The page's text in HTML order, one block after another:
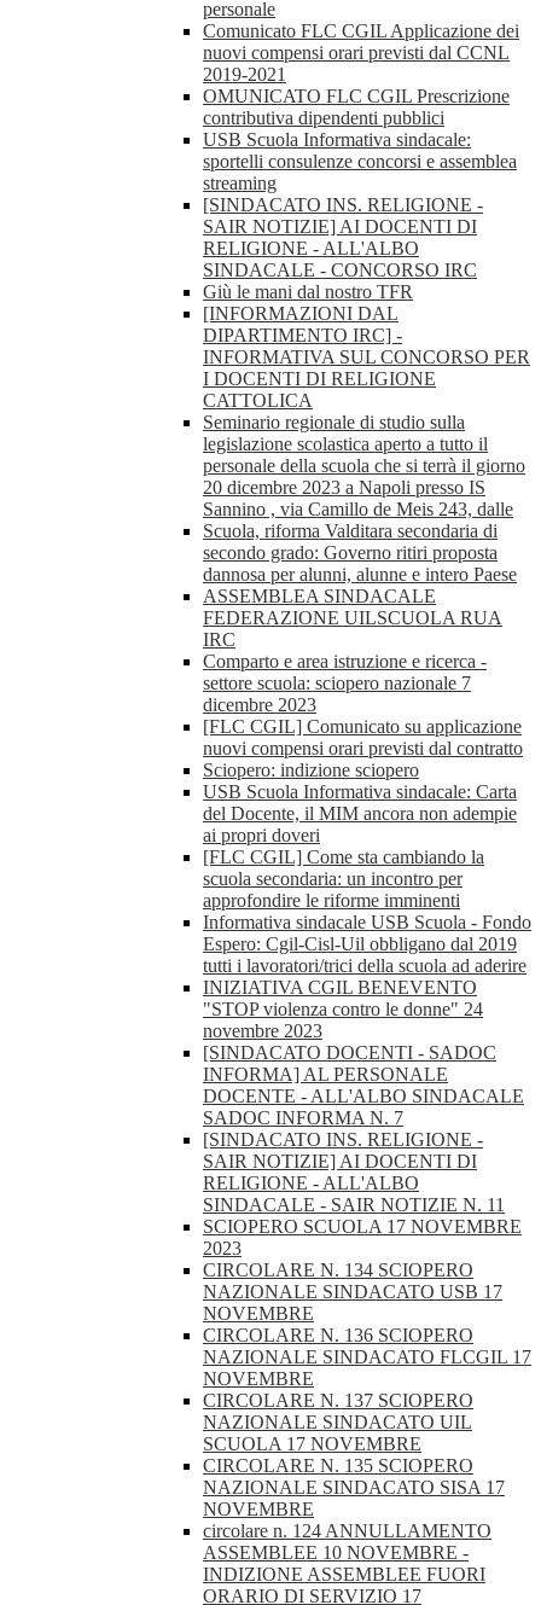
personale
Comunicato FLC CGIL Applicazione dei
nuovi compensi orari previsti dal CCNL
2019-2021
OMUNICATO FLC CGIL Prescrizione
contributiva dipendenti pubblici
USB Scuola Informativa sindacale:
sportelli consulenze concorsi e assemblea
streaming
[SINDACATO INS. RELIGIONE -
SAIR NOTIZIE] AI DOCENTI DI
RELIGIONE - ALL'ALBO
SINDACALE - CONCORSO IRC
Giù le mani dal nostro TFR
[INFORMAZIONI DAL
DIPARTIMENTO IRC] -
INFORMATIVA SUL CONCORSO PER
I DOCENTI DI RELIGIONE
CATTOLICA
Seminario regionale di studio sulla
legislazione scolastica aperto a tutto il
personale della scuola che si terrà il giorno
20 dicembre 2023 a Napoli presso IS
Sannino , via Camillo de Meis 243, dalle
Scuola, riforma Valditara secondaria di
secondo grado: Governo ritiri proposta
dannosa per alunni, alunne e intero Paese
ASSEMBLEA SINDACALE
FEDERAZIONE UILSCUOLA RUA
IRC
Comparto e area istruzione e ricerca -
settore scuola: sciopero nazionale 7
dicembre 2023
[FLC CGIL] Comunicato su applicazione
nuovi compensi orari previsti dal contratto
Sciopero: indizione sciopero
USB Scuola Informativa sindacale: Carta
del Docente, il MIM ancora non adempie
ai propri doveri
[FLC CGIL] Come sta cambiando la
scuola secondaria: un incontro per
approfondire le riforme imminenti
Informativa sindacale USB Scuola - Fondo
Espero: Cgil-Cisl-Uil obbligano dal 2019
tutti i lavoratori/trici della scuola ad aderire
INIZIATIVA CGIL BENEVENTO
"STOP violenza contro le donne" 24
novembre 2023
[SINDACATO DOCENTI - SADOC
INFORMA] AL PERSONALE
DOCENTE - ALL'ALBO SINDACALE
SADOC INFORMA N. 7
[SINDACATO INS. RELIGIONE -
SAIR NOTIZIE] AI DOCENTI DI
RELIGIONE - ALL'ALBO
SINDACALE - SAIR NOTIZIE N. 11
SCIOPERO SCUOLA 17 NOVEMBRE
2023
CIRCOLARE N. 134 SCIOPERO
NAZIONALE SINDACATO USB 17
NOVEMBRE
CIRCOLARE N. 136 SCIOPERO
NAZIONALE SINDACATO FLCGIL 17
NOVEMBRE
CIRCOLARE N. 137 SCIOPERO
NAZIONALE SINDACATO UIL
SCUOLA 17 NOVEMBRE
CIRCOLARE N. 135 SCIOPERO
NAZIONALE SINDACATO SISA 17
NOVEMBRE
circolare n. 124 ANNULLAMENTO
ASSEMBLEE 10 NOVEMBRE -
INDIZIONE ASSEMBLEE FUORI
ORARIO DI SERVIZIO 17